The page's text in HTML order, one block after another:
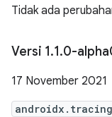
Tidak ada
Versi 1.1.0-
17 November 2021